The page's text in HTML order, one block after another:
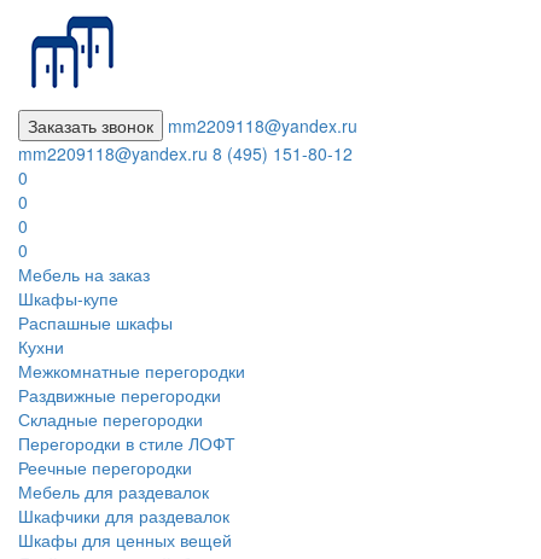
Заказать звонок
mm2209118@yandex.ru
mm2209118@yandex.ru 8 (495) 151-80-12
0
0
0
0
Мебель на заказ
Шкафы-купе
Распашные шкафы
Кухни
Межкомнатные перегородки
Раздвижные перегородки
Складные перегородки
Перегородки в стиле ЛОФТ
Реечные перегородки
Мебель для раздевалок
Шкафчики для раздевалок
Шкафы для ценных вещей